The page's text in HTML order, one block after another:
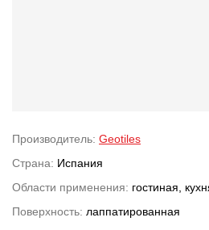
Производитель: Geotiles
Страна: Испания
Области применения: гостиная,
Поверхность: лаппатированная